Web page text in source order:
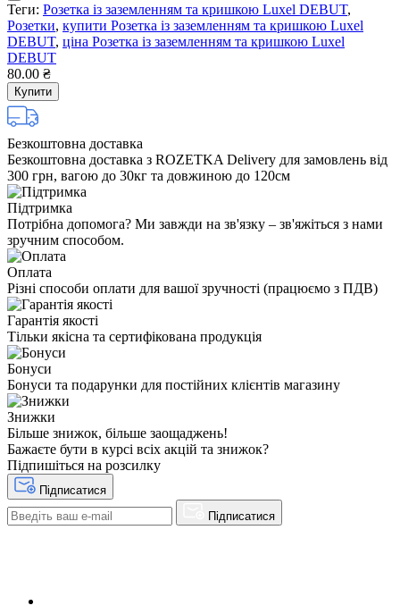
Теги: Розетка із заземленням та кришкою Luxel DEBUT,
Розетки, купити Розетка із заземленням та кришкою Luxel
DEBUT, ціна Розетка із заземленням та кришкою Luxel
DEBUT
80.00 ₴
Купити
Безкоштовна доставка
Безкоштовна доставка з ROZETKA Delivery для замовлень від
300 грн, вагою до 30кг та довжиною до 120см
Підтримка
Потрібна допомога? Ми завжди на зв'язку – зв'яжіться з нами
зручним способом.
Оплата
Різні способи оплати для вашої зручності (працюємо з ПДВ)
Гарантія якості
Тільки якісна та сертифікована продукція
Бонуси
Бонуси та подарунки для постійних клієнтів магазину
Знижки
Більше знижок, більше заощаджень!
Бажаєте бути в курсі всіх акцій та знижок?
Підпишіться на розсилку
Підписатися
Підписатися